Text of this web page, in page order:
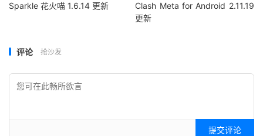
Sparkle 花火喵 1.6.14 更新
Clash Meta for Android 2.11.19
更新
评论 抢沙发
提交评论